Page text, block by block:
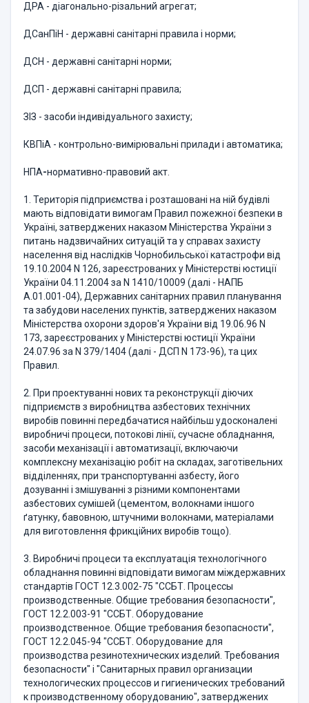
ДРА - діагонально-різальний агрегат;
ДСанПіН - державні санітарні правила і норми;
ДСН - державні санітарні норми;
ДСП - державні санітарні правила;
ЗІЗ - засоби індивідуального захисту;
КВПіА - контрольно-вимірювальні прилади і автоматика;
НПА-нормативно-правовий акт.
1. Територія підприємства і розташовані на ній будівлі
мають відповідати вимогам Правил пожежної безпеки в
Україні, затверджених наказом Міністерства України з
питань надзвичайних ситуацій та у справах захисту
населення від наслідків Чорнобильської катастрофи від
19.10.2004 N 126, зареєстрованих у Міністерстві юстиції
України 04.11.2004 за N 1410/10009 (далі - НАПБ
А.01.001-04), Державних санітарних правил планування
та забудови населених пунктів, затверджених наказом
Міністерства охорони здоров'я України від 19.06.96 N
173, зареєстрованих у Міністерстві юстиції України
24.07.96 за N 379/1404 (далі - ДСП N 173-96), та цих
Правил.
2. При проектуванні нових та реконструкції діючих
підприємств з виробництва азбестових технічних
виробів повинні передбачатися найбільш удосконалені
виробничі процеси, потокові лінії, сучасне обладнання,
засоби механізації і автоматизації, включаючи
комплексну механізацію робіт на складах, заготівельних
відділеннях, при транспортуванні азбесту, його
дозуванні і змішуванні з різними компонентами
азбестових сумішей (цементом, волокнами іншого
ґатунку, бавовною, штучними волокнами, матеріалами
для виготовлення фрикційних виробів тощо).
3. Виробничі процеси та експлуатація технологічного
обладнання повинні відповідати вимогам міждержавних
стандартів ГОСТ 12.3.002-75 "ССБТ. Процессы
производственные. Общие требования безопасности",
ГОСТ 12.2.003-91 "ССБТ. Оборудование
производственное. Общие требования безопасности",
ГОСТ 12.2.045-94 "ССБТ. Оборудование для
производства резинотехнических изделий. Требования
безопасности" і "Санитарных правил организации
технологических процессов и гигиенических требований
к производственному оборудованию", затверджених